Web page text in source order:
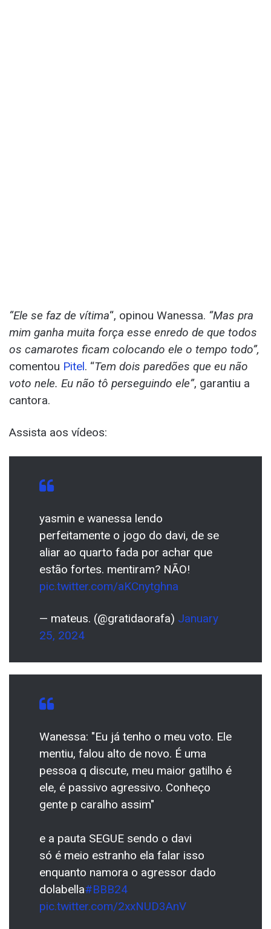
“Ele se faz de vítima“, opinou Wanessa. “Mas pra
mim ganha muita força esse enredo de que todos
os camarotes ficam colocando ele o tempo todo”,
comentou Pitel. “Tem dois paredões que eu não
voto nele. Eu não tô perseguindo ele”, garantiu a
cantora.
Assista aos vídeos:
yasmin e wanessa lendo
perfeitamente o jogo do davi, de se
aliar ao quarto fada por achar que
estão fortes. mentiram? NÃO!
pic.twitter.com/aKCnytghna
— mateus. (@gratidaorafa) January
25, 2024
Wanessa: "Eu já tenho o meu voto. Ele
mentiu, falou alto de novo. É uma
pessoa q discute, meu maior gatilho é
ele, é passivo agressivo. Conheço
gente p caralho assim"
e a pauta SEGUE sendo o davi
só é meio estranho ela falar isso
enquanto namora o agressor dado
dolabella#BBB24
pic.twitter.com/2xxNUD3AnV